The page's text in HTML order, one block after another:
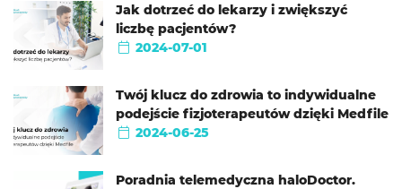
Jak dotrzeć do lekarzy i zwiększyć
liczbę pacjentów?
2024-07-01
Twój klucz do zdrowia to indywidualne
podejście fizjoterapeutów dzięki Medfile
2024-06-25
Poradnia telemedyczna haloDoctor.